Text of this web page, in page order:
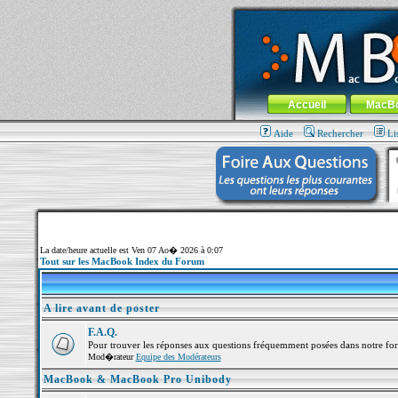
MacBook-fr.com : 100% Apple... 100%
Aller au contenu-Aller au menu
Menu général
Accueil
Aide Rechercher
La date/heure actuelle est Ven 07 Ao� 2026 à 0:07
Tout sur les MacBook Index du Forum
A lire avant de poster
F.A.Q.
Pour trouver les réponses aux questions fréquemment posées dans notre
Mod�rateurEquipe des Modérateurs
MacBook & MacBook Pro Unibody